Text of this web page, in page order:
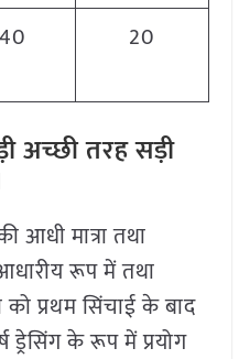
40 20
अच्छी तरह सड़ी
आधी मात्रा तथा
रूप में तथा
को प्रथम सिंचाई के बाद
ड्रेसिंग के रूप में प्रयोग